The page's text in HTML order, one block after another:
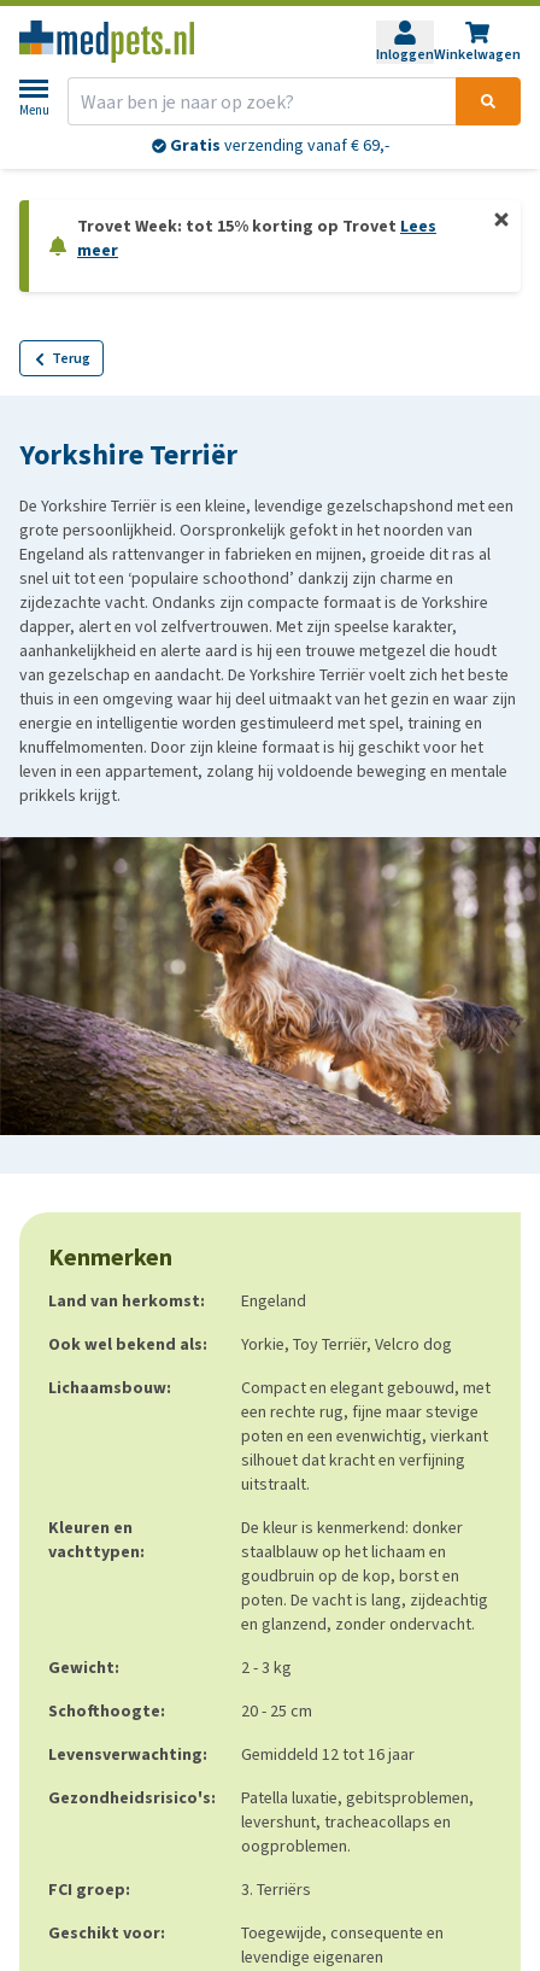
InloggenWinkelwagen
Menu
Gratis verzending vanaf € 69,-
Trovet Week: tot 15% korting op Trovet Lees
meer
Terug
Yorkshire Terriër
De Yorkshire Terriër is een kleine, levendige gezelschapshond met een
grote persoonlijkheid. Oorspronkelijk gefokt in het noorden van
Engeland als rattenvanger in fabrieken en mijnen, groeide dit ras al
snel uit tot een ‘populaire schoothond’ dankzij zijn charme en
zijdezachte vacht. Ondanks zijn compacte formaat is de Yorkshire
dapper, alert en vol zelfvertrouwen. Met zijn speelse karakter,
aanhankelijkheid en alerte aard is hij een trouwe metgezel die houdt
van gezelschap en aandacht. De Yorkshire Terriër voelt zich het beste
thuis in een omgeving waar hij deel uitmaakt van het gezin en waar zijn
energie en intelligentie worden gestimuleerd met spel, training en
knuffelmomenten. Door zijn kleine formaat is hij geschikt voor het
leven in een appartement, zolang hij voldoende beweging en mentale
prikkels krijgt.
Kenmerken
Land van herkomst:
Engeland
Ook wel bekend als:
Yorkie, Toy Terriër, Velcro dog
Lichaamsbouw:
Compact en elegant gebouwd, met
een rechte rug, fijne maar stevige
poten en een evenwichtig, vierkant
silhouet dat kracht en verfijning
uitstraalt.
Kleuren en
vachttypen:
De kleur is kenmerkend: donker
staalblauw op het lichaam en
goudbruin op de kop, borst en
poten. De vacht is lang, zijdeachtig
en glanzend, zonder ondervacht.
Gewicht:
2 - 3 kg
Schofthoogte:
20 - 25 cm
Levensverwachting:
Gemiddeld 12 tot 16 jaar
Gezondheidsrisico's:
Patella luxatie, gebitsproblemen,
levershunt, tracheacollaps en
oogproblemen.
FCI groep:
3. Terriërs
Geschikt voor:
Toegewijde, consequente en
levendige eigenaren